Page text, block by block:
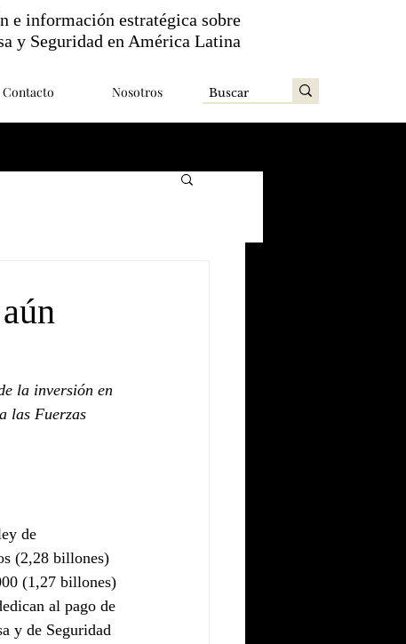
Contacto Nosotros
e información estratégica sobre
y Seguridad en América Latina
la inversión en
las Fuerzas
de
(2,28 billones)
(1,27 billones)
al pago de
y de Seguridad